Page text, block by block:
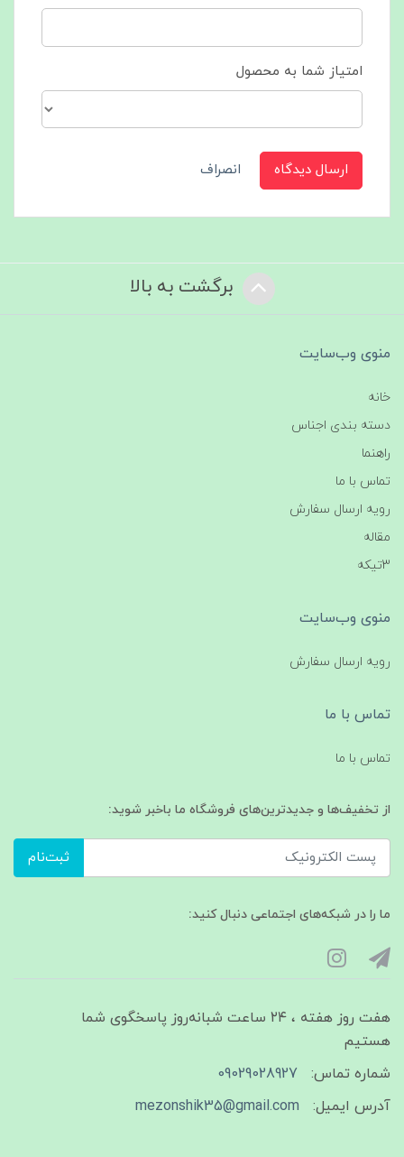
امتیاز شما به محصول
ارسال دیدگاه انصراف
برگشت به بالا
منوی وب‌سایت
خانه
دسته بندی اجناس
راهنما
تماس با ما
رویه ارسال سفارش
مقاله
3تیکه
منوی وب‌سایت
رویه ارسال سفارش
تماس با ما
تماس با ما
از تخفیف‌ها و جدیدترین‌های فروشگاه ما باخبر شوید:
ثبت‌نام
ما را در شبکه‌های اجتماعی دنبال کنید:
هفت روز هفته ، ۲۴ ساعت شبانه‌روز پاسخگوی شما
هستیم
شماره تماس:
09029028927
آدرس ایمیل:
mezonshik35@gmail.com